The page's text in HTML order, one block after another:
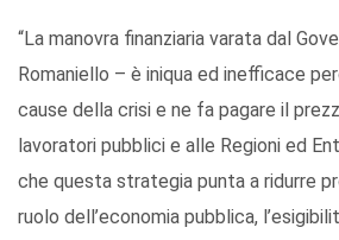
“La manovra finanziaria varata dal
Romaniello – è iniqua ed inefficace
cause della crisi e ne fa pagare il
lavoratori pubblici e alle Regioni ed
che questa strategia punta a ridurre
ruolo dell’economia pubblica,